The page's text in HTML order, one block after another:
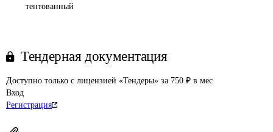
тентованный
Тендерная документация
Доступно только с лицензией «Тендеры» за 750 ₽ в мес
Вход
Регистрация